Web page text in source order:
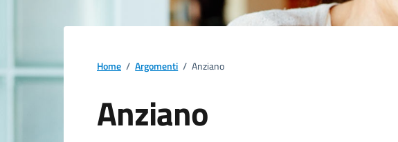
Home / Argomenti / Anziano
Anziano